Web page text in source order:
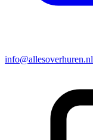
info@allesoverhuren.nl